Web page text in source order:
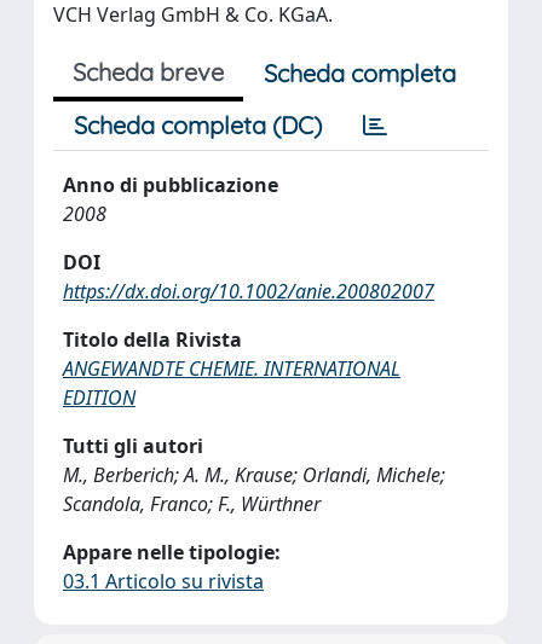
VCH Verlag GmbH & Co. KGaA.
Scheda breve
Scheda completa
Scheda completa (DC)
Anno di pubblicazione
2008
DOI
https://dx.doi.org/10.1002/anie.200802007
Titolo della Rivista
ANGEWANDTE CHEMIE. INTERNATIONAL
EDITION
Tutti gli autori
M., Berberich; A. M., Krause; Orlandi, Michele;
Scandola, Franco; F., Würthner
Appare nelle tipologie:
03.1 Articolo su rivista